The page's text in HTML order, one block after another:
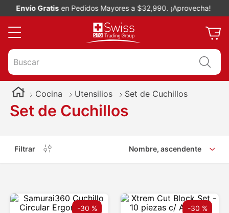
Envío Gratisen Pedidos Mayores a $32,990. ¡Aprovecha!
Buscar
Cocina Utensilios Set de Cuchillos
Set de Cuchillos
Filtrar Nombre, ascendente
-30 % -30 %